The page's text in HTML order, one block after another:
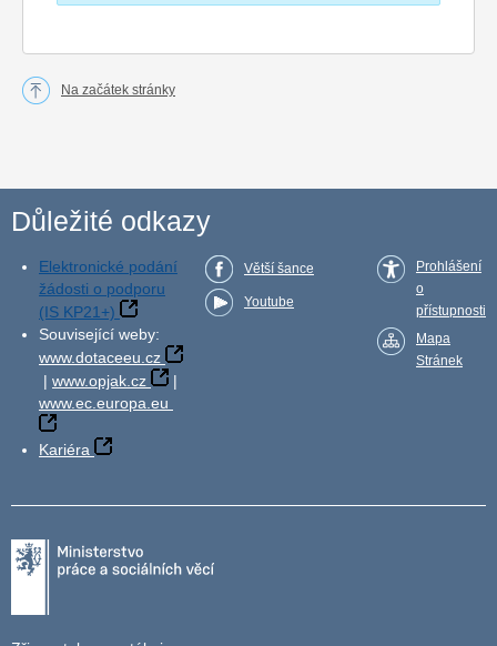
Na začátek stránky
Důležité odkazy
Elektronické podání
žádosti o podporu
(IS KP21+)
Související weby:
www.dotaceeu.cz
| www.opjak.cz
|
www.ec.europa.eu
Kariéra
Větší šance
Youtube
Prohlášení
o
přístupnosti
Mapa
Stránek